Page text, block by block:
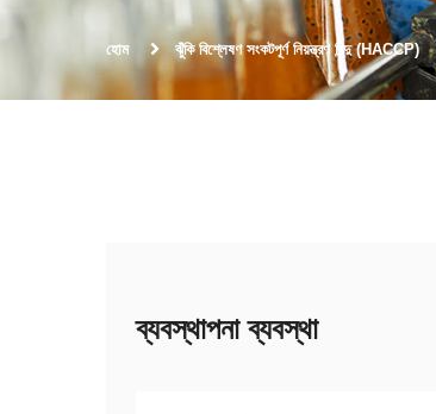
হোম ঝুঁকি বিশ্লেষণ সংকটপূর্ণ নিয়ন্ত্রণ বিন্দু (HACCP)
ব্যবস্থাপনা ব্যবস্থা